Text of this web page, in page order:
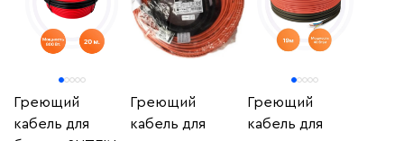
Греющий
кабель для
Греющий
кабель для
Греющий
кабель для